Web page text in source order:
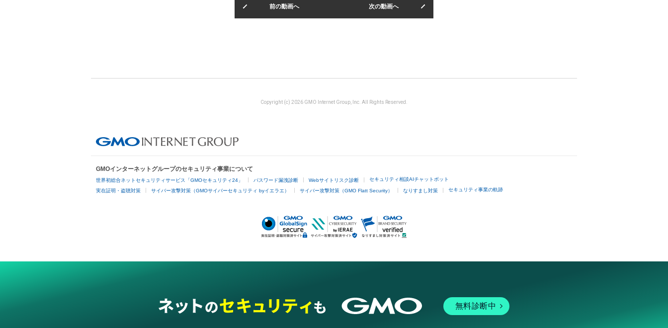
前の動画へ 次の動画へ
Copyright (c) 2026 GMO Internet Group, Inc. All Rights Reserved.
GMOインターネットグループのセキュリティ事業について
世界初総合ネットセキュリティサービス「GMOセキュリティ24」 パスワード漏洩診断 Webサイトリスク診断 セキュリティ相談AIチャットボット
実在証明・盗聴対策 サイバー攻撃対策（GMOサイバーセキュリティ byイエラエ） サイバー攻撃対策（GMO Flatt Security） なりすまし対策 セキュリティ事業の軌跡
無料診断中